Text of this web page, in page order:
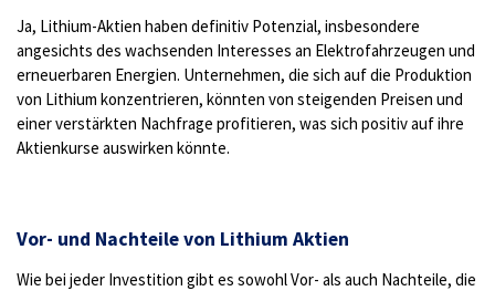
Ja, Lithium-Aktien haben definitiv Potenzial, insbesondere
angesichts des wachsenden Interesses an Elektrofahrzeugen und
erneuerbaren Energien. Unternehmen, die sich auf die Produktion
von Lithium konzentrieren, könnten von steigenden Preisen und
einer verstärkten Nachfrage profitieren, was sich positiv auf ihre
Aktienkurse auswirken könnte.
Vor- und Nachteile von Lithium Aktien
Wie bei jeder Investition gibt es sowohl Vor- als auch Nachteile, die